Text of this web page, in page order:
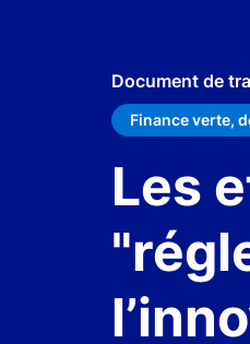
Document de
Finance verte,
Les